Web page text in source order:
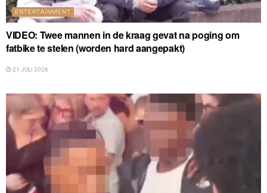
ENTERTAINMENT
VIDEO: Twee mannen in de kraag gevat na poging om
fatbike te stelen (worden hard aangepakt)
21 JULI 2026